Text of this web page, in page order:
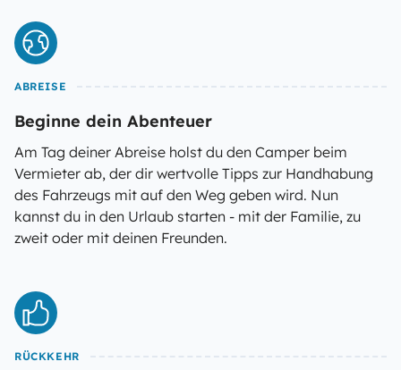
ABREISE
Beginne dein Abenteuer
Am Tag deiner Abreise holst du den Camper beim
Vermieter ab, der dir wertvolle Tipps zur Handhabung
des Fahrzeugs mit auf den Weg geben wird. Nun
kannst du in den Urlaub starten - mit der Familie, zu
zweit oder mit deinen Freunden.
RÜCKKEHR